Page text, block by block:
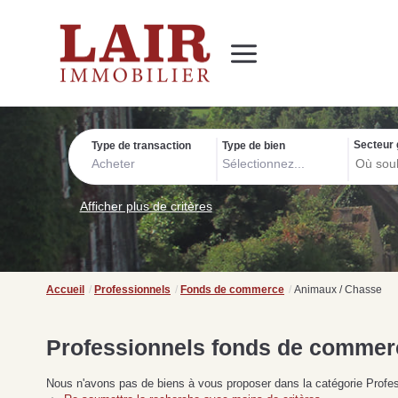
Immobilier
Nous découvrir
Nos services
Contact
Nos actualités
SUIVEZ-NOUS SUR LES RÉSEAUX SOCIAUX
Type de transaction
Acheter
Type de bien
Sélectionnez...
Secteur
Afficher plus de critères
Accueil Professionnels Fonds de commerce Animaux / Chasse
Professionnels fonds de
Nous n'avons pas de biens à vous proposer dans la catégorie